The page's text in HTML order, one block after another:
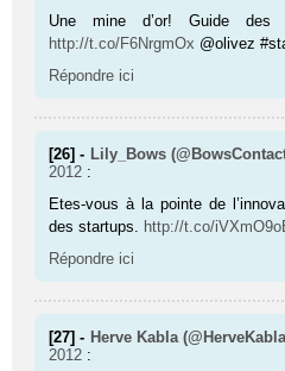
Une mine d’or! Guide des
http://t.co/F6NrgmOx @olivez
Répondre ici
[26] - Lily_Bows
2012 :
Etes-vous à la pointe de
des startups. http://t.co/
Répondre ici
[27] - Herve Kabla
2012 :